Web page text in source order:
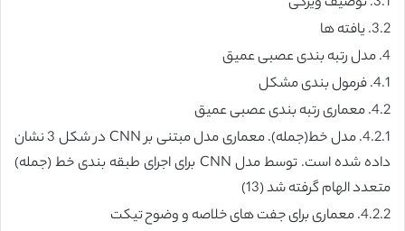
3.2. یافته ها
4. مدل رتبه بندی عصبی عمیق
4.1. فرمول بندی مشکل
4.2. معماری رتبه بندی عصبی عمیق
4.2.1. مدل خط(جمله). معماری مدل مبتنی بر CNN در شکل 3 نشان
داده شده است. توسط مدل CNN برای اجرای طبقه بندی خط (جمله)
متعدد الهام گرفته شد (13)
4.2.2. معماری برای جفت های خلاصه و وضوح تیکت